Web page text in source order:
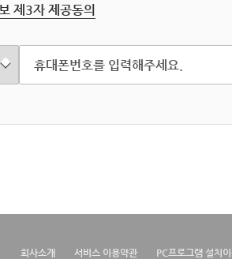
제3자 제공동의
회사소개 서비스 이용약관 PC프로그램 설치